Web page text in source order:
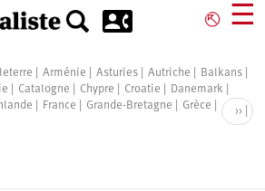
⎋ ☰
Arménie Asturies Autriche
Balkans
Catalogne Chypre Croatie
Danemark
France Grande-Bretagne Grèce
Page
››